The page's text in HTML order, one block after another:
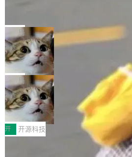
库之一。你的操作系统、浏览器、无数的
施软件，很可能都在用它。而过去十年，
的人一直在用业余...
gi?id=2019042">Bug&nbsp;2019042</
i> <li>现在，助手可以直接使用 Exa 的网络搜索
结果回答问题，而无需将问题转交给搜索
（<a href="https://
bug.cgi?id=204...
的 npm 包。项目的核心论点是：容器不
ent 计算。真正适合的，是 Isolate。
工程师在这件事上没什么可谦虚的——他
orkers 跑了十年 Isolate。用 CEO
nce 的话说：「我们一生都在用 Isolate
码，而 AI Agent 不需要容器，它们需要
late。」 容器为什么不合适 容器的问题
和销毁都太重了。一个 Agent 要执行的
只需要几毫秒的 CPU 时间，但容器从
就绪要花数秒。如果未来有十...
局
OpenAI 公开邮件和聊天记录回应苹
诉讼，称“Apple is getting this
g”
上个月，苹果一纸诉状把 OpenAI 告上
控其挖角苹果前员工并窃取商业秘密。
状把 OpenAI 描述成一个系统性地从前
人、套取机密信息的对手。 OpenAI 没
函，也没选择庭外沉默。它在官网贴了
文，标题只有六个字：Apple is getting
ng。 然后，它把邮件往来和 iMessage
录全贴了出来。 他发错人了 苹果外部
局
HUAWEI MatePad Edge上架
ddy鸿蒙PC版，说话就能干活的AI
搭子
全能AI工作台WorkBuddy鸿蒙PC版上
I MatePad Edge应用市场，直接下载即
用，与鸿蒙电脑上的体验一致。值得一
这是目前市面上唯一支持平板接入
开 开源科技
FFmpeg 9.0 发布：代号“Lei”，以